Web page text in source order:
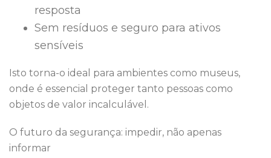
resposta
Sem resíduos e seguro para ativos
sensíveis
Isto torna-o ideal para ambientes como museus,
onde é essencial proteger tanto pessoas como
objetos de valor incalculável.
O futuro da segurança: impedir, não apenas
informar